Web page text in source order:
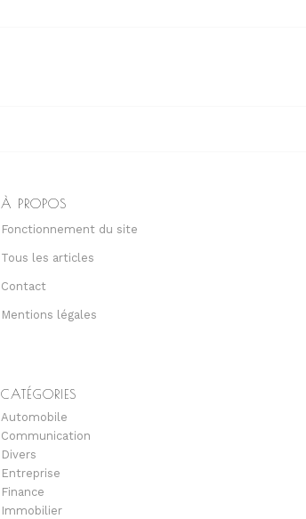
À PROPOS
Fonctionnement du site
Tous les articles
Contact
Mentions légales
CATÉGORIES
Automobile
Communication
Divers
Entreprise
Finance
Immobilier